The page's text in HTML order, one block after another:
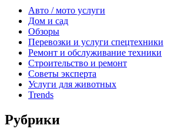
Авто / мото услуги
Дом и сад
Обзоры
Перевозки и услуги спецтехники
Ремонт и обслуживание техники
Строительство и ремонт
Советы эксперта
Услуги для животных
Trends
Рубрики